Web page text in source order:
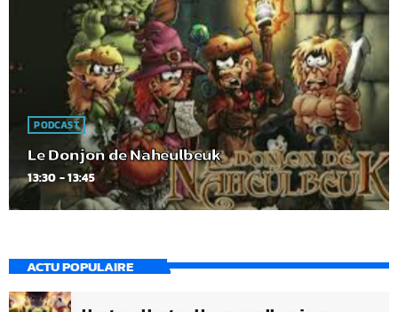
PODCAST
Le Donjon de Naheulbeuk
13:30 - 13:45
ACTU POPULAIRE